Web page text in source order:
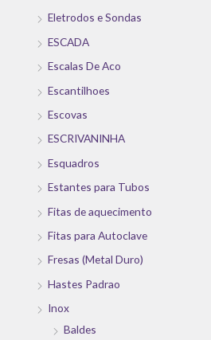
Eletrodos e Sondas
ESCADA
Escalas De Aco
Escantilhoes
Escovas
ESCRIVANINHA
Esquadros
Estantes para Tubos
Fitas de aquecimento
Fitas para Autoclave
Fresas (Metal Duro)
Hastes Padrao
Inox
Baldes